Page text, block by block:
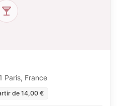
Paris, France
de 14,00 €